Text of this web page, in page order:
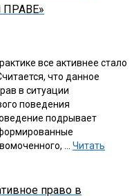
все активнее стало
что данное
в ситуации
поведения
подрывает
… Читать
право в